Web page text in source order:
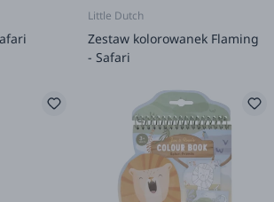
Little Dutch
Zestaw kolorowanek Flaming
- Safari